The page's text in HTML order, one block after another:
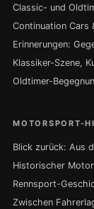
Classic- und
Continuation Cars
Erinnerungen:
Klassiker-Szene,
Oldtimer-
MOTORSPORT-
Blick zurück: Aus
Historischer
Rennsport-
Zwischen